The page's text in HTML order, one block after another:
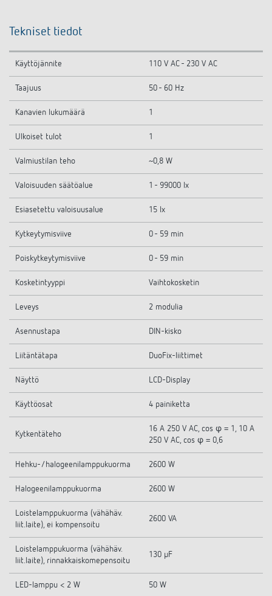
Tekniset tiedot
Käyttöjännite 110 V AC - 230 V AC
Taajuus 50 - 60 Hz
Kanavien lukumäärä 1
Ulkoiset tulot 1
Valmiustilan teho ~0,8 W
Valoisuuden säätöalue 1 - 99000 lx
Esiasetettu valoisuusalue 15 lx
Kytkeytymisviive 0 - 59 min
Poiskytkeytymisviive 0 - 59 min
Kosketintyyppi Vaihtokosketin
Leveys 2 modulia
Asennustapa DIN-kisko
Liitäntätapa DuoFix-liittimet
Näyttö LCD-Display
Käyttöosat 4 painiketta
Kytkentäteho
16 A 250 V AC, cos φ = 1, 10 A
250 V AC, cos φ = 0,6
Hehku-/halogeenilamppukuorma 2600 W
Halogeenilamppukuorma 2600 W
Loistelamppukuorma (vähähäv.
liit.laite), ei kompensoitu
2600 VA
Loistelamppukuorma (vähähäv.
liit.laite), rinnakkaiskomepensoitu
130 µF
LED-lamppu < 2 W 50 W